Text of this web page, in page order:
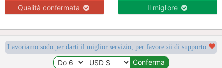
Qualità confermata Il migliore
Lavoriamo sodo per darti il miglior servizio, per favore sii di supporto